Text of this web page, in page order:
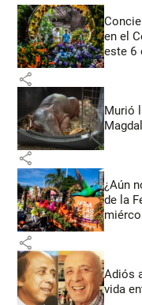
en el
este 6
share
Murió
share
¿Aún
de la
share
Adiós
vida